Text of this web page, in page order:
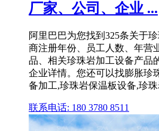
厂家、公司、企业 ...
阿里巴巴为您找到325条关于
商注册年份、员工人数、年营
品、相关珍珠岩加工设备产品
企业详情。您还可以找膨胀珍
备加工,珍珠岩保温板设备,珍
联系电话: 180 3780 8511